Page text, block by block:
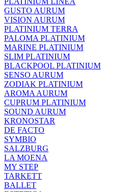
GUSTO AURUM
VISION AURUM
PLATINIUM TERRA
PALOMA PLATINIUM
MARINE PLATINIUM
SLIM PLATINIUM
BLACKPOOL PLATINIUM
SENSO AURUM
ZODIAK PLATINIUM
AROMA AURUM
CUPRUM PLATINIUM
SOUND AURUM
KRONOSTAR
DE FACTO
SYMBIO
SALZBURG
LA MOENA
MY STEP
TARKETT
BALLET